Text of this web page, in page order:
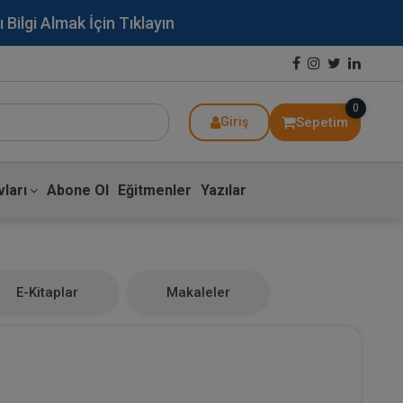
Almak İçin Tıklayın
Giriş Sepetim
0
Abone Ol Eğitmenler Yazılar
E-Kitaplar Makaleler